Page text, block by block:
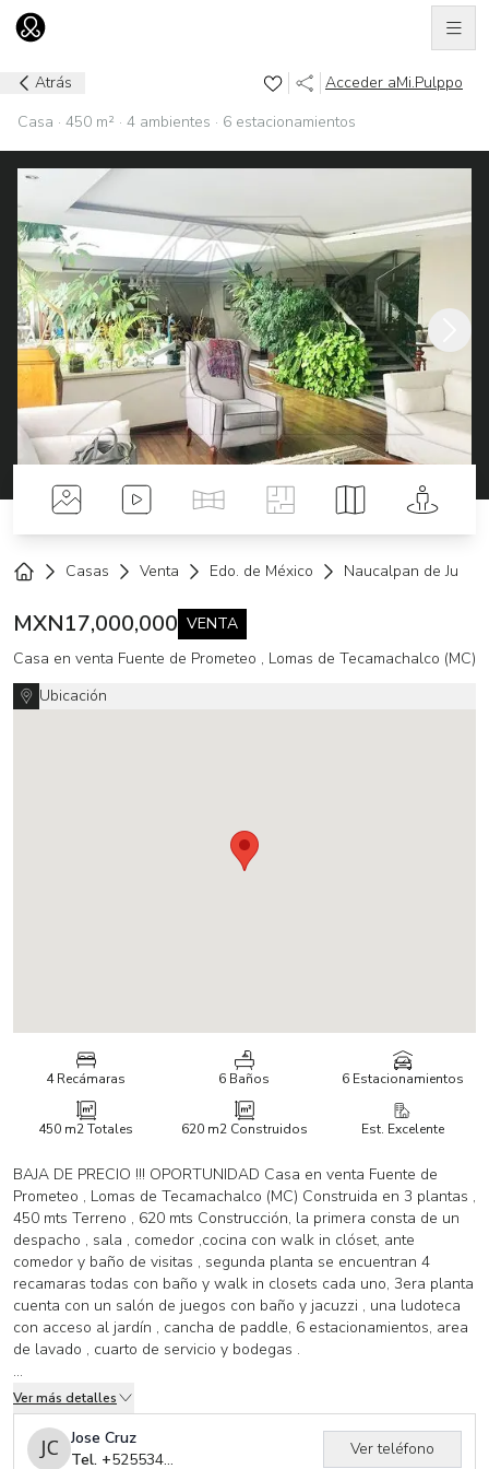
Ir al home
Atrás Acceder aMi.Pulppo
Casa · 450 m² · 4 ambientes · 6 estacionamientos
Fotos Videos Tour VirtualPlanos Mapa Street
Casas Venta Edo. de México Naucalpan de Juárez
MXN17,000,000 VENTA
Casa en venta Fuente de Prometeo , Lomas de Tecamachalco (MC)
Ubicación
4 Recámaras 6 Baños 6 Estacionamientos
450 m2Totales 620 m2Construidos Est. Excelente
BAJA DE PRECIO !!! OPORTUNIDAD Casa en venta Fuente de
Prometeo , Lomas de Tecamachalco (MC) Construida en 3 plantas ,
450 mts Terreno , 620 mts Construcción, la primera consta de un
despacho , sala , comedor ,cocina con walk in clóset, ante
comedor y baño de visitas , segunda planta se encuentran 4
recamaras todas con baño y walk in closets cada uno, 3era planta
cuenta con un salón de juegos con baño y jacuzzi , una ludoteca
con acceso al jardín , cancha de paddle, 6 estacionamientos, area
de lavado , cuarto de servicio y bodegas .
_____________________________________________________
CODIGO DE REFERENCIA DHO2178170
Las medidas son ilustrativas y deben de corroborarse con los
Ver más detalles
Jose Cruz
Tel. +525534757041
Ver teléfono